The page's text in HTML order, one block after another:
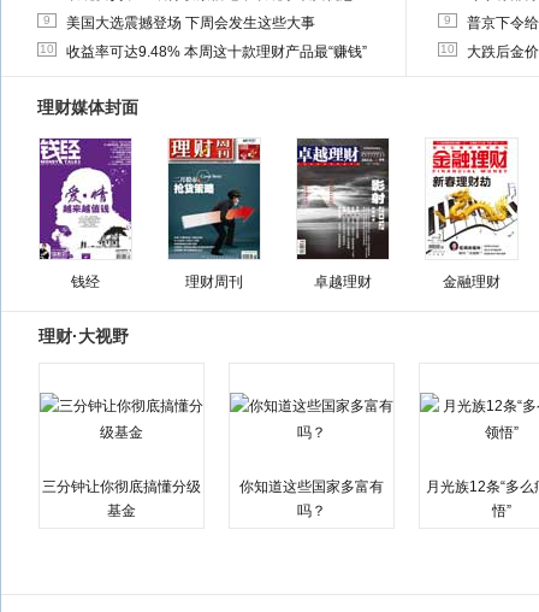
9 美国大选震撼登场 下周会发生这些大事
10 收益率可达9.48% 本周这十款理财产品最“赚钱”
9 普京下令
10 大跌后金
理财媒体封面
钱经 理财周刊 卓越理财 金融理财
理财·大视野
三分钟让你彻底搞懂分级
基金
你知道这些国家多富有
吗？
月光族12条“多么
悟”